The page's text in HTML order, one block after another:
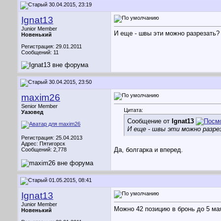
30.04.2015, 23:19
Ignat13
Junior Member
Новенький
Регистрация: 29.01.2011
Сообщений: 11
И еще - швы эти можно разрезать?
30.04.2015, 23:50
maxim26
Senior Member
Уазовед
Регистрация: 25.04.2013
Адрес: Пятигорск
Сообщений: 2,778
Цитата:
Сообщение от Ignat13
И еще - швы эти можно
Да, болгарка и вперед.
01.05.2015, 08:41
Ignat13
Junior Member
Новенький
Можно 42 позицию в бронь до 5